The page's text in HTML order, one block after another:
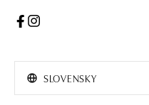
SLOVENSKY